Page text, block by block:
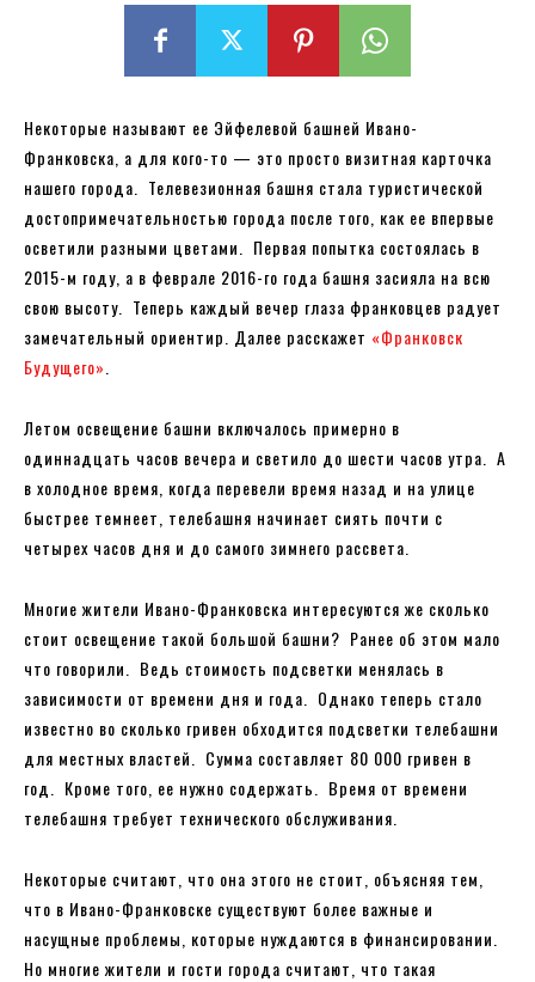
Некоторые называют ее Эйфелевой башней Ивано-
Франковска, а для кого-то — это просто визитная карточка
нашего города. Телевезионная башня стала туристической
достопримечательностью города после того, как ее впервые
осветили разными цветами. Первая попытка состоялась в
2015-м году, а в феврале 2016-го года башня засияла на всю
свою высоту. Теперь каждый вечер глаза франковцев радует
замечательный ориентир. Далее расскажет «Франковск
Будущего»
Летом освещение башни включалось примерно в
одиннадцать часов вечера и светило до шести часов утра. А
в холодное время, когда перевели время назад и на улице
быстрее темнеет, телебашня начинает сиять почти с
четырех часов дня и до самого зимнего рассвета.
Многие жители Ивано-Франковска интересуются же сколько
стоит освещение такой большой башни? Ранее об этом мало
что говорили. Ведь стоимость подсветки менялась в
зависимости от времени дня и года. Однако теперь стало
известно во сколько гривен обходится подсветки телебашни
для местных властей. Сумма составляет 80 000 гривен в
год. Кроме того, ее нужно содержать. Время от времени
телебашня требует технического обслуживания.
Некоторые считают, что она этого не стоит, объясняя тем,
что в Ивано-Франковске существуют более важные и
насущные проблемы, которые нуждаются в финансировании.
Но многие жители и гости города считают, что такая